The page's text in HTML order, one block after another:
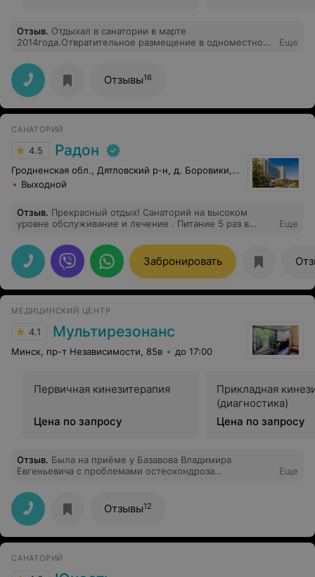
Отзыв. Отдыхал в санатории в марте
2014года.Отвратительное размещение в одноместном
советской столовой,один хлеб.Особенно неприятная
зам.глав.врача.Она думает что отдыхающие все ей
обязаны.Приходилось ждать прием более 40мин.Не
рекомендую посещать данное заведение.
Еще
Отзывы16
САНАТОРИЙ
4.5 Радон
Гродненская обл., Дятловский р-н, д. Боровики, 10
Выходной
Отзыв. Прекрасный отдых! Санаторий на высоком
уровне обслуживание и лечение . Питание 5 раз в
Большое количество разных процедур по разным
видом заболевания. Мед. персонал приятный,
общительный, дружелюбный. Номер удобный но
маловат(тесновато). Прибывания в санатории плавное
и мелодичное. В свободное время можно прогуляться
плавают утки и не прочь полакомиться с ваших рук.
Еще
Забронировать
МЕДИЦИНСКИЙ ЦЕНТР
4.1 Мультирезонанс
Минск, пр-т Независимости, 85в до 17:00
Первичная кинезитерапия
Цена по запросу
Прикладная
(диагностика)
Цена по запросу
Отзыв. Была на приёме у Базавова Владимира
Евгеньевича с проблемами остеохондроза
манипуляции при осмотре и позитивное общение.
Сама чувствую, как спина распрямилась и стало легче
дышать. Спасибо Владимиру Евгеньевичу! Также
получила рекомендации дальнейшего поддержания
здоровья. Рекомендую!
Еще
Отзывы12
САНАТОРИЙ